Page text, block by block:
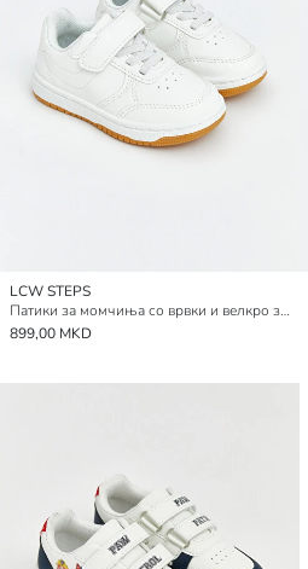
LCW STEPS
Патики за момчиња со врвки и велкро затворање
899,00 MKD